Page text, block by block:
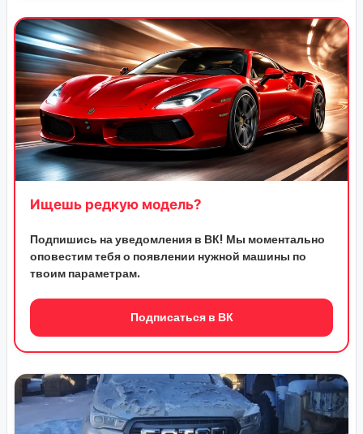
Ищешь редкую модель?
Подпишись на уведомления в ВК! Мы моментально
оповестим тебя о появлении нужной машины по
твоим параметрам.
Подписаться в ВК